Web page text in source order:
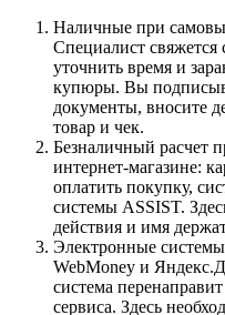
Наличные при
Специалист свяжется
уточнить время и
купюры. Вы
документы, вносите
товар и чек.
Безналичный расчет
интернет-магазине:
оплатить покупку,
системы ASSIST.
действия и имя
Электронные системы
WebMoney и
система
сервиса. Здесь